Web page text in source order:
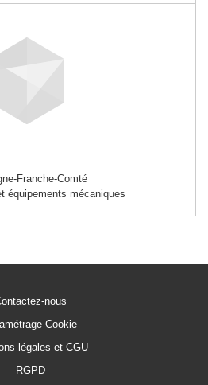
Franche-Comté
équipements mécaniques
nous
Cookie
légales et CGU
RGPD